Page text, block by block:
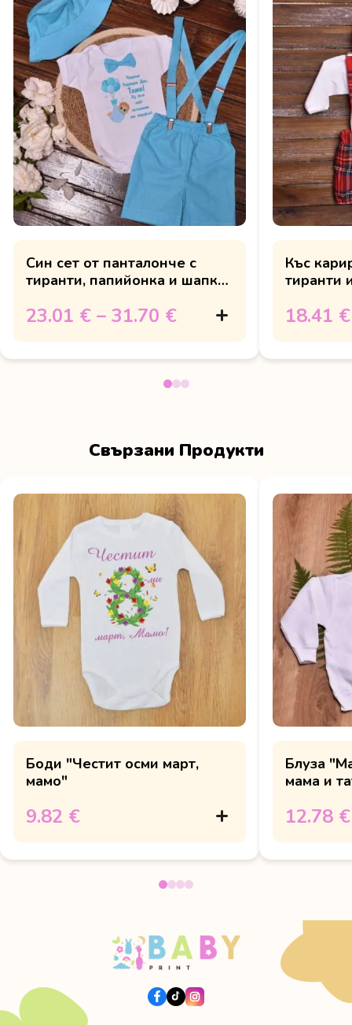
Син сет от панталонче с
тиранти, папийонка и шапка
23.01 € – 31.70 €
Къс
тиранти
18.41 €
Свързани Продукти
Боди "Честит осми март,
мамо"
9.82 €
Блуза
мама и
12.78 €